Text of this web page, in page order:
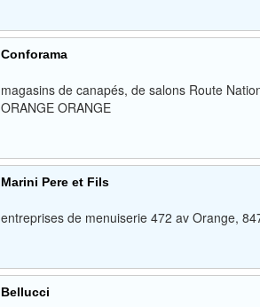
Conforama
magasins de canapés, de salons Route
ORANGE ORANGE
Marini Pere et Fils
entreprises de menuiserie 472 av Orange,
Bellucci